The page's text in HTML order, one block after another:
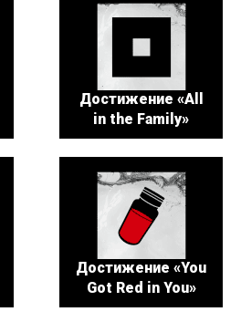
Достижение «All
in the Family»
Достижение «You
Got Red in You»